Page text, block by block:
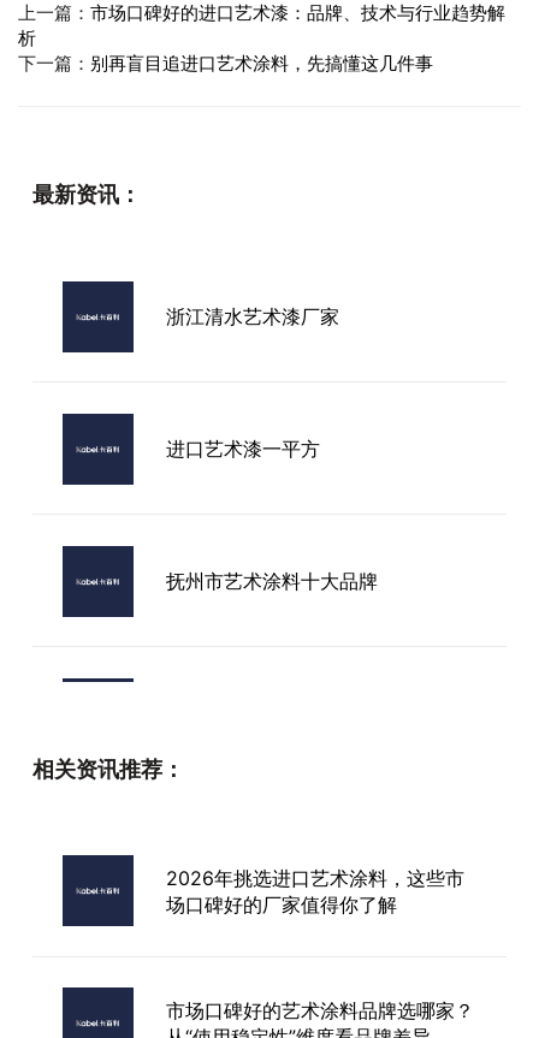
上一篇： 市场口碑好的进口艺术漆：品牌、技术与行业趋势解
析
下一篇： 别再盲目追进口艺术涂料，先搞懂这几件事
最新资讯：
浙江清水艺术漆厂家
进口艺术漆一平方
抚州市艺术涂料十大品牌
相关资讯推荐：
2026年挑选进口艺术涂料，这些市
场口碑好的厂家值得你了解
市场口碑好的艺术涂料品牌选哪家？